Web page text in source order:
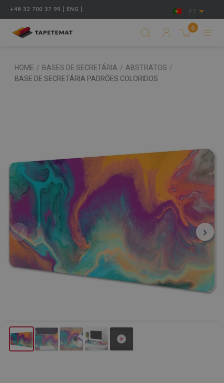
+48 32 700 37 99 [ ENG ] PT
0
HOME / BASES DE SECRETÁRIA / ABSTRATOS /
BASE DE SECRETÁRIA PADRÕES COLORIDOS
‹ ›